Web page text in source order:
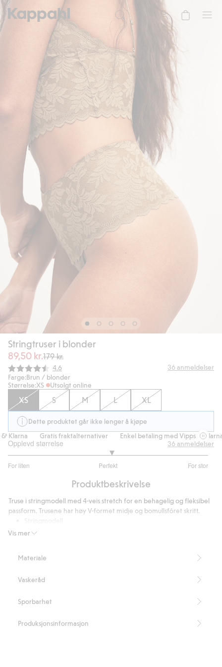
Stringtruser i blonder
89,50 kr.179 kr.
Gjennomsnittskarakter:
4.6 36 anmeldelser
Farge:Brun / blonder
Størrelse:XS Utsolgt online
XS S M L XL
Dette produktet går ikke lenger å kjøpe
Gratis fraktalternativer Enkel betaling med Vipps & Klarna
Opplevd størrelse
For liten Perfekt For stor
av
30
stemmer
36 anmeldelser
Produktbeskrivelse
Vis mer
Truse i stringmodell med 4-veis stretch for en behagelig og fleksibel
passform. Trusene har høy V-formet midje og bomullsfôret skritt.
Superelastiske blonder
Bomullsfôret skritt
Artikkelnummer
Materiale
Vaskeråd
Sporbarhet
Produksjonsinformasjon